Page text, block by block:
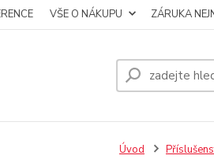
VŠE O NÁKUPU ZÁRUKA
Úvod